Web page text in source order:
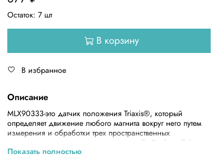
Остаток: 7 шт
В корзину
В избранное
Описание
MLX90333-это датчик положения Triaxis®, который
определяет движение любого магнита вокруг него путем
измерения и обработки трех пространственных
компонентов вектора плотности потока (ie Bx, by и Bz).
Показать полностью